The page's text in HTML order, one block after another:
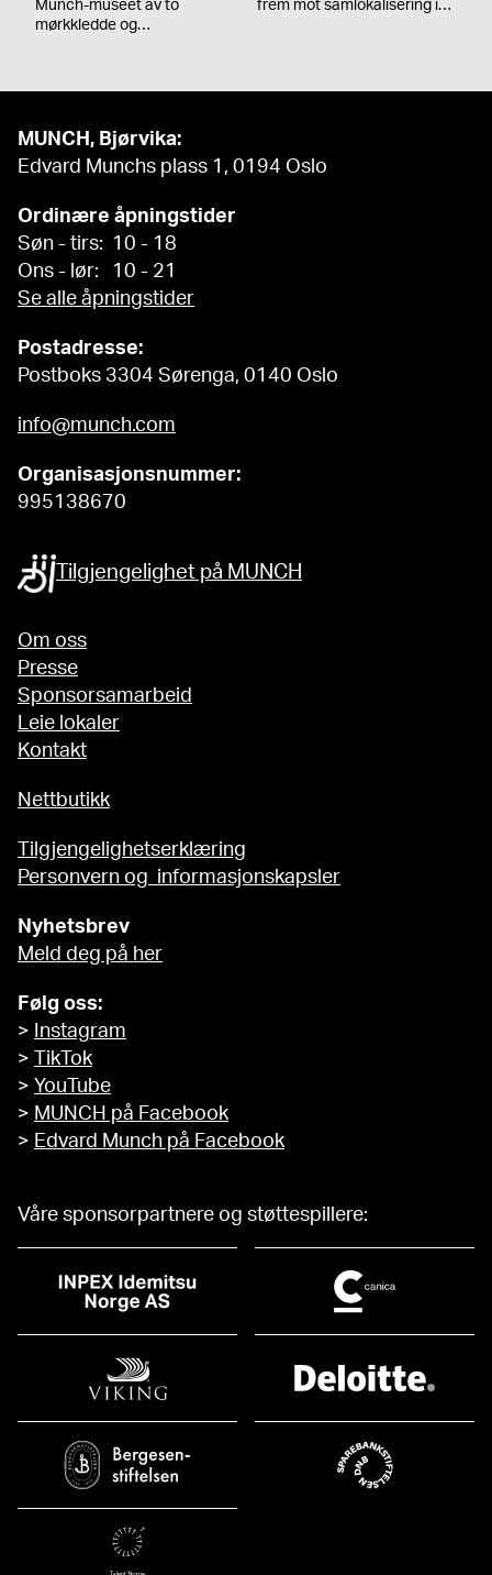
Munch-museet av to
mørkkledde og…
frem mot samlokalisering i…
MUNCH, Bjørvika:
Edvard Munchs plass 1, 0194 Oslo
Ordinære åpningstider
Søn - tirs: 10 - 18
Ons - lør: 10 - 21
Se alle åpningstider
Postadresse:
Postboks 3304 Sørenga, 0140 Oslo
info@munch.com
Organisasjonsnummer:
995138670
Tilgjengelighet på MUNCH
Om oss
Presse
Sponsorsamarbeid
Leie lokaler
Kontakt
Nettbutikk
Tilgjengelighetserklæring
Personvern og informasjonskapsler
Nyhetsbrev
Meld deg på her
Følg oss:
>
Instagram
>
TikTok
> YouTube
> MUNCH på Facebook
> Edvard Munch på Facebook
Våre sponsorpartnere og støttespillere: